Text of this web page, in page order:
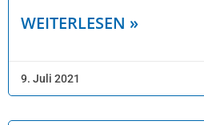
WEITERLESEN »
9. Juli 2021